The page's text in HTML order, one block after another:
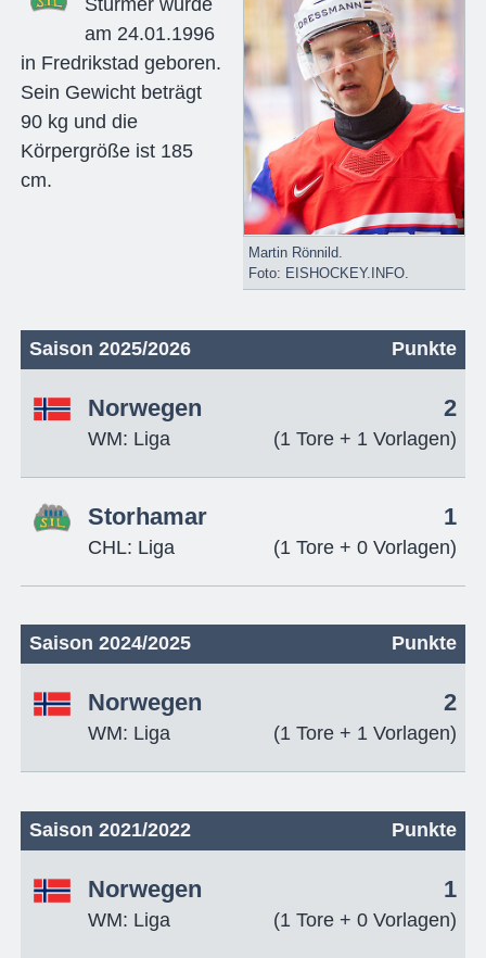
Martin Rönnild.
Foto: EISHOCKEY.INFO.
am 24.01.1996
in Fredrikstad geboren.
Sein Gewicht beträgt
90 kg und die
Körpergröße ist 185
cm.
Saison 2025/2026 Punkte
Norwegen
WM: Liga
2
(1 Tore + 1 Vorlagen)
Storhamar
CHL: Liga
1
(1 Tore + 0 Vorlagen)
Saison 2024/2025 Punkte
Norwegen
WM: Liga
2
(1 Tore + 1 Vorlagen)
Saison 2021/2022 Punkte
Norwegen
WM: Liga
1
(1 Tore + 0 Vorlagen)